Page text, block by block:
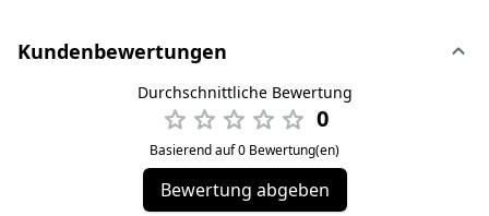
Kundenbewertungen
Durchschnittliche Bewertung
0
Basierend auf 0 Bewertung(en)
Bewertung abgeben